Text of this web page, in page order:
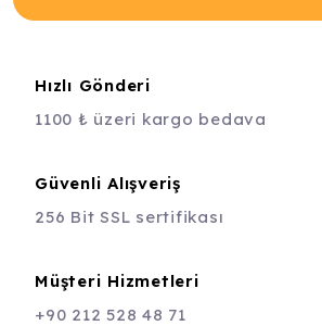
Hızlı Gönderi
1100 ₺ üzeri kargo bedava
Güvenli Alışveriş
256 Bit SSL sertifikası
Müşteri Hizmetleri
+90 212 528 48 71